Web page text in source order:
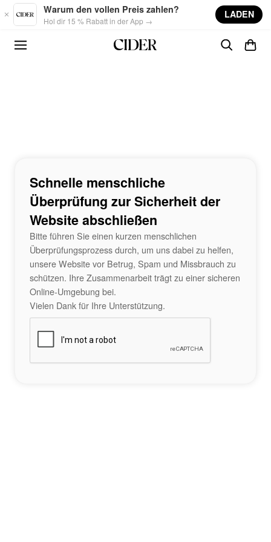
Skip to main content
Warum den vollen Preis zahlen?
Hol dir 15 % Rabatt in der App →
LADEN
Schnelle menschliche
Überprüfung zur Sicherheit der
Website abschließen
Bitte führen Sie einen kurzen menschlichen
Überprüfungsprozess durch, um uns dabei zu helfen,
unsere Website vor Betrug, Spam und Missbrauch zu
schützen. Ihre Zusammenarbeit trägt zu einer sicheren
Online-Umgebung bei.
Vielen Dank für Ihre Unterstützung.